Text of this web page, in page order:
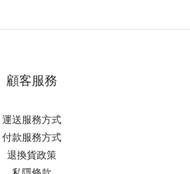
顧客服務
運送服務方式
付款服務方式
退換貨政策